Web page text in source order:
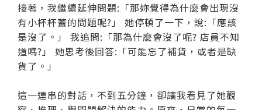
接著，我繼續延伸問題:「那妳覺得為什麼會出現沒
有小杯杯蓋的問題呢?」 她停頓了一下，說:「應該
是沒了。」 我追問:「那為什麼會沒了呢? 店員不知
道嗎?」 她思考後回答:「可能忘了補貨，或者是缺
貨了。」
這一連串的對話，不到五分鐘，卻讓我看見了她觀